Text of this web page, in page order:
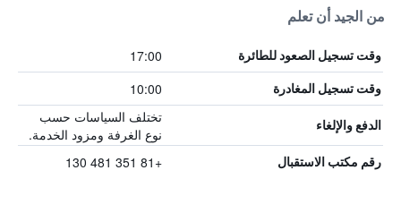
من الجيد أن تعلم
وقت تسجيل الصعود للطائرة 17:00
وقت تسجيل المغادرة 10:00
الدفع والإلغاء
تختلف السياسات حسب
نوع الغرفة ومزود الخدمة.
رقم مكتب الاستقبال +81 351 481 130